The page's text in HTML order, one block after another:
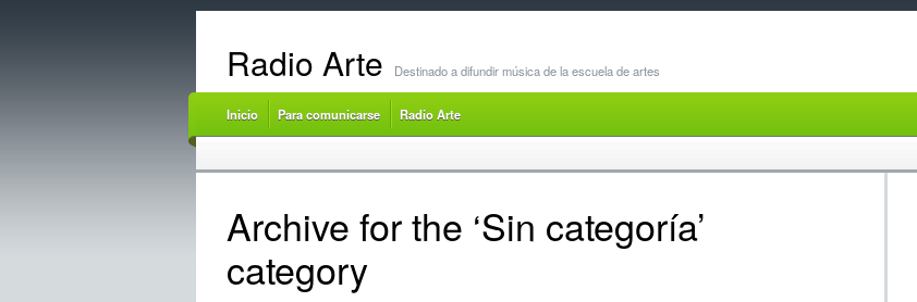
Radio Arte Destinado a difundir música de la escuela de artes
Inicio Para comunicarse Radio Arte
Archive for the ‘Sin categoría’
category